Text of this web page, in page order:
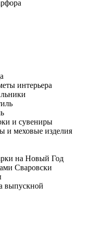
интерьера
и сувениры
и меховые изделия
на Новый Год
Сваровски
выпускной